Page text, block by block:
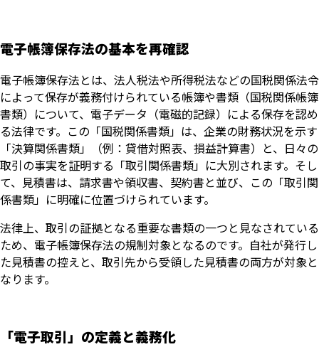
電子帳簿保存法の基本を再確認
電子帳簿保存法とは、法人税法や所得税法などの国税関係法令
によって保存が義務付けられている帳簿や書類（国税関係帳簿
書類）について、電子データ（電磁的記録）による保存を認め
る法律です。この「国税関係書類」は、企業の財務状況を示す
「決算関係書類」（例：貸借対照表、損益計算書）と、日々の
取引の事実を証明する「取引関係書類」に大別されます。そし
て、見積書は、請求書や領収書、契約書と並び、この「取引関
係書類」に明確に位置づけられています。
法律上、取引の証拠となる重要な書類の一つと見なされている
ため、電子帳簿保存法の規制対象となるのです。自社が発行し
た見積書の控えと、取引先から受領した見積書の両方が対象と
なります。
「電子取引」の定義と義務化